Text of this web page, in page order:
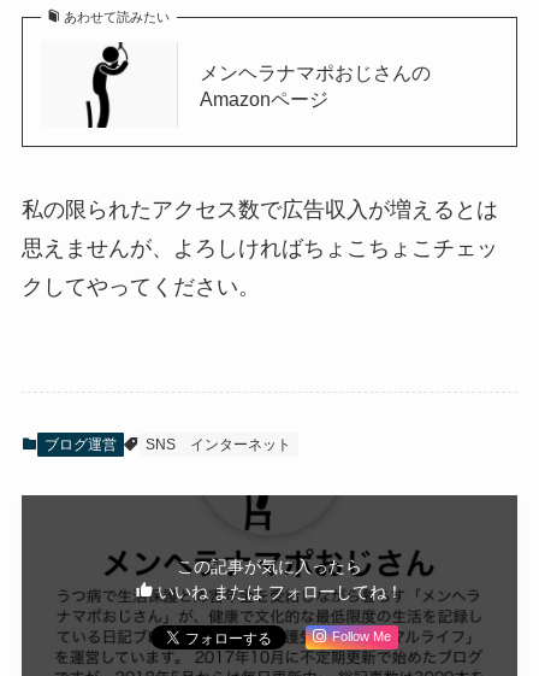
あわせて読みたい
メンヘラナマポおじさんの
Amazonページ
私の限られたアクセス数で広告収入が増えるとは
思えませんが、よろしければちょこちょこチェッ
クしてやってください。
ブログ運営 SNS インターネット
この記事が気に入ったら
いいね または フォローしてね！
Follow Me